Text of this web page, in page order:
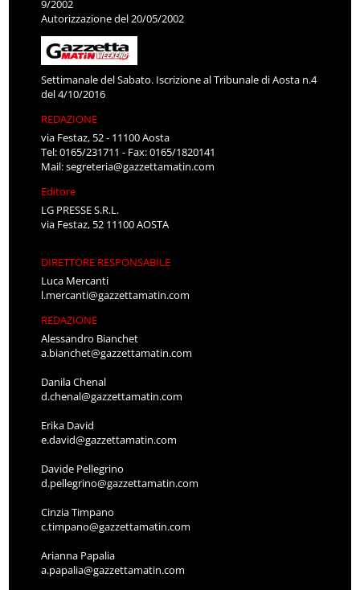
9/2002
Autorizzazione del 20/05/2002
Settimanale del Sabato. Iscrizione al Tribunale di Aosta n.4
del 4/10/2016
REDAZIONE
via Festaz, 52 - 11100 Aosta
Tel: 0165/231711 - Fax: 0165/1820141
Mail:segreteria@gazzettamatin.com
Editore
LG PRESSE S.R.L.
via Festaz, 52 11100 AOSTA
DIRETTORE RESPONSABILE
Luca Mercanti
l.mercanti@gazzettamatin.com
REDAZIONE
Alessandro Bianchet
a.bianchet@gazzettamatin.com
Danila Chenal
d.chenal@gazzettamatin.com
Erika David
e.david@gazzettamatin.com
Davide Pellegrino
d.pellegrino@gazzettamatin.com
Cinzia Timpano
c.timpano@gazzettamatin.com
Arianna Papalia
a.papalia@gazzettamatin.com